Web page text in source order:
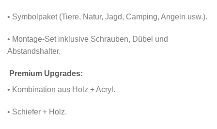
• Symbolpaket (Tiere, Natur, Jagd, Camping, Angeln usw.).
• Montage-Set inklusive Schrauben, Dübel und
Abstandshalter.
Premium Upgrades:
• Kombination aus Holz + Acryl.
• Schiefer + Holz.